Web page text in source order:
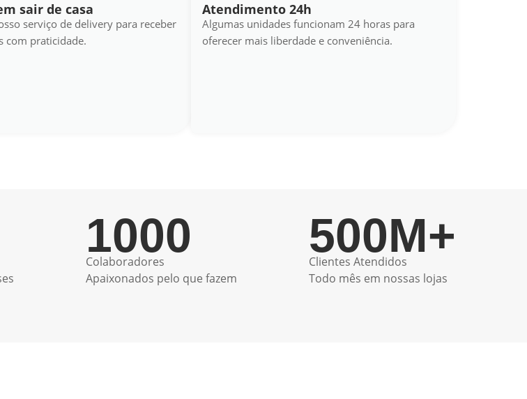
sair de casa
serviço de delivery para receber
com praticidade.
Atendimento 24h
Algumas unidades funcionam 24 horas para
oferecer mais liberdade e conveniência.
Colaboradores
Apaixonados pelo que fazem
1000
Clientes Atendidos
Todo mês em nossas lojas
500M+